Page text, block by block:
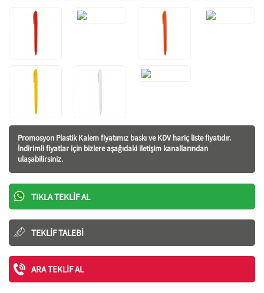
Promosyon Plastik Kalem fiyatımız baskı ve KDV hariç liste fiyatıdır.
İndirimli fiyatlar için bizlere aşağıdaki iletişim kanallarından
ulaşabilirsiniz.
TIKLA TEKLIF AL
TEKLIF TALEBI
ARA TEKLIF AL